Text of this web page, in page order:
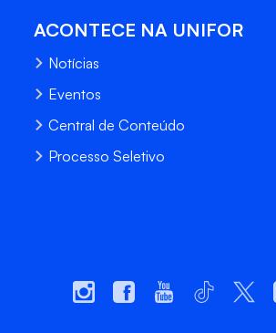
ACONTECE NA UNIFOR
Notícias
Eventos
Central de Conteúdo
Processo Seletivo